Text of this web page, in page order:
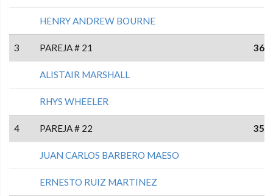
HENRY ANDREW BOURNE
3 PAREJA # 21 36
ALISTAIR MARSHALL
RHYS WHEELER
4 PAREJA # 22 35
JUAN CARLOS BARBERO MAESO
ERNESTO RUIZ MARTINEZ